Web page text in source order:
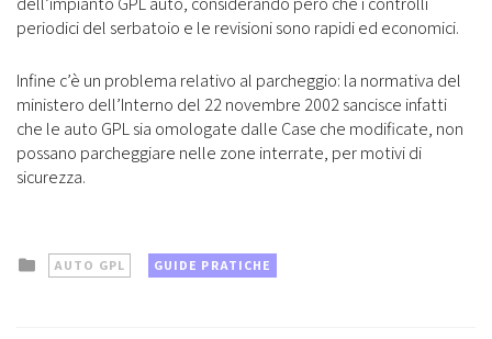
periodici del serbatoio e le revisioni sono rapidi ed economici.
Infine c’è un problema relativo al parcheggio: la normativa del
ministero dell’Interno del 22 novembre 2002 sancisce infatti
che le auto GPL sia omologate dalle Case che modificate, non
possano parcheggiare nelle zone interrate, per motivi di
sicurezza.
Posted
in
AUTO GPL GUIDE PRATICHE